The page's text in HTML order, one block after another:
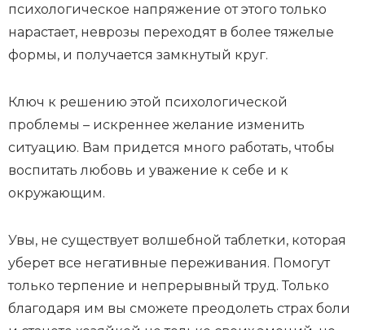
психологическое напряжение от этого только
нарастает, неврозы переходят в более тяжелые
формы, и получается замкнутый круг.
Ключ к решению этой психологической
проблемы – искреннее желание изменить
ситуацию. Вам придется много работать, чтобы
воспитать любовь и уважение к себе и к
окружающим.
Увы, не существует волшебной таблетки, которая
уберет все негативные переживания. Помогут
только терпение и непрерывный труд. Только
благодаря им вы сможете преодолеть страх боли